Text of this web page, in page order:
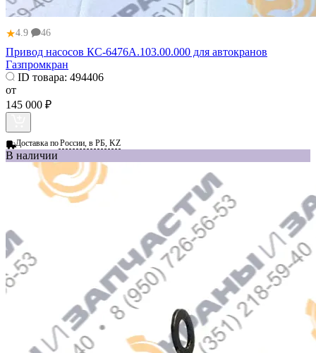
★4.9 46
Привод насосов КС-6476А.103.00.000 для автокранов
Газпромкран
ID товара: 494406
от
145 000 ₽
Доставка поРоссии, в РБ, KZ
В наличии